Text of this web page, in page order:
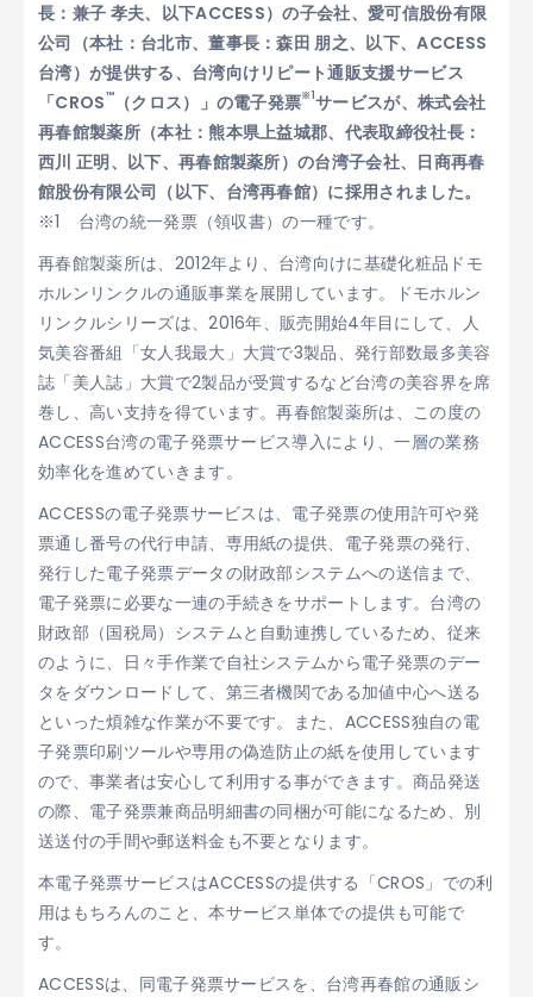
長：兼子 孝夫、以下ACCESS）の子会社、愛可信股份有限
公司（本社：台北市、董事長：森田 朋之、以下、ACCESS
台湾）が提供する、台湾向けリピート通販支援サービス
「CROS™（クロス）」の電子発票※1サービスが、株式会社
再春館製薬所（本社：熊本県上益城郡、代表取締役社長：
西川 正明、以下、再春館製薬所）の台湾子会社、日商再春
館股份有限公司（以下、台湾再春館）に採用されました。
台湾の統一発票（領収書）の一種です。
再春館製薬所は、2012年より、台湾向けに基礎化粧品ドモ
ホルンリンクルの通販事業を展開しています。ドモホルン
リンクルシリーズは、2016年、販売開始4年目にして、人
気美容番組「女人我最大」大賞で3製品、発行部数最多美容
誌「美人誌」大賞で2製品が受賞するなど台湾の美容界を席
巻し、高い支持を得ています。再春館製薬所は、この度の
ACCESS台湾の電子発票サービス導入により、一層の業務
効率化を進めていきます。
ACCESSの電子発票サービスは、電子発票の使用許可や発
票通し番号の代行申請、専用紙の提供、電子発票の発行、
発行した電子発票データの財政部システムへの送信まで、
電子発票に必要な一連の手続きをサポートします。台湾の
財政部（国税局）システムと自動連携しているため、従来
のように、日々手作業で自社システムから電子発票のデー
タをダウンロードして、第三者機関である加値中心へ送る
といった煩雑な作業が不要です。また、ACCESS独自の電
子発票印刷ツールや専用の偽造防止の紙を使用しています
ので、事業者は安心して利用する事ができます。商品発送
の際、電子発票兼商品明細書の同梱が可能になるため、別
送送付の手間や郵送料金も不要となります。
本電子発票サービスはACCESSの提供する「CROS」での利
用はもちろんのこと、本サービス単体での提供も可能で
す。
ACCESSは、同電子発票サービスを、台湾再春館の通販シ